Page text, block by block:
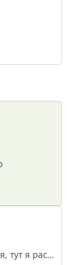
Привет! Меня зовут Настя, тут я рассказываю о своих путешествиях. Пускай они пока маленькие, но я верю, что вместе мы вырастем до круиза или кругосветки.